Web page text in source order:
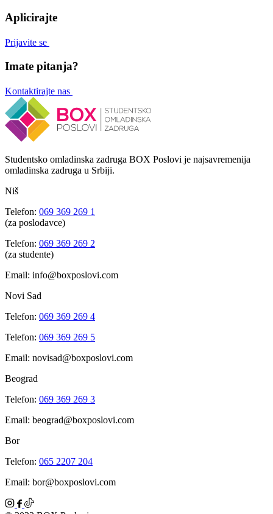
Aplicirajte
Prijavite se
Imate pitanja?
Kontaktirajte nas
Studentsko omladinska zadruga BOX Poslovi je najsavremenija
omladinska zadruga u Srbiji.
Niš
Telefon: 069 369 269 1
(za poslodavce)
Telefon: 069 369 269 2
(za studente)
Email: info@boxposlovi.com
Novi Sad
Telefon: 069 369 269 4
Telefon: 069 369 269 5
Email: novisad@boxposlovi.com
Beograd
Telefon: 069 369 269 3
Email: beograd@boxposlovi.com
Bor
Telefon: 065 2207 204
Email: bor@boxposlovi.com